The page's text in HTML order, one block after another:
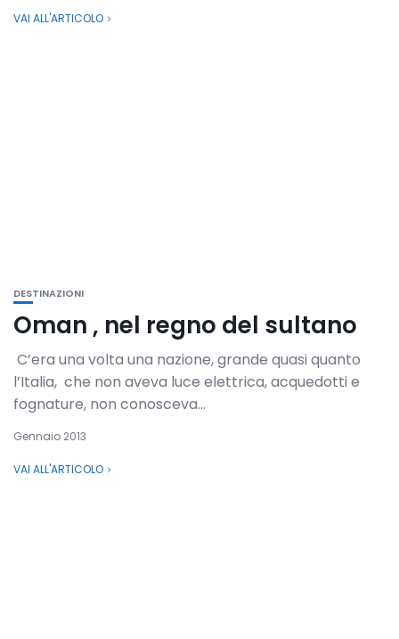
VAI ALL'ARTICOLO
DESTINAZIONI
Oman , nel regno del sultano
C’era una volta una nazione, grande quasi quanto
l’Italia, che non aveva luce elettrica, acquedotti e
fognature, non conosceva...
Gennaio 2013
VAI ALL'ARTICOLO